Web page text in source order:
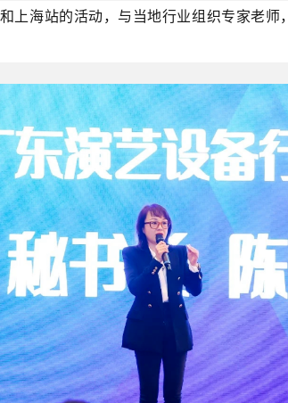
上海站的活动，与当地行业组织专家老